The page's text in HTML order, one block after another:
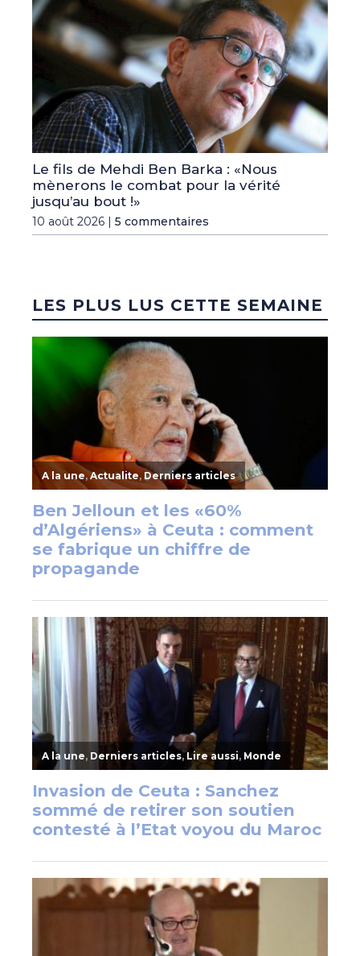
Le fils de Mehdi Ben Barka : «Nous
mènerons le combat pour la vérité
jusqu’au bout !»
10 août 2026 | 5 commentaires
LES PLUS LUS CETTE SEMAINE